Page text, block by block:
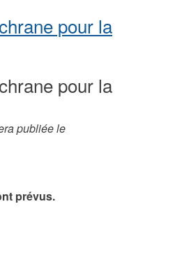
pour la
pour la
publiée le
prévus.